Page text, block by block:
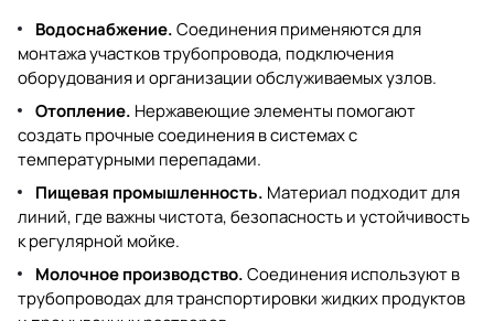
Водоснабжение.Соединения применяются для
монтажа участков трубопровода, подключения
оборудования и организации обслуживаемых узлов.
Отопление. Нержавеющие элементы помогают
создать прочные соединения в системах с
температурными перепадами.
Пищевая промышленность. Материал подходит для
линий, где важны чистота, безопасность и устойчивость
к регулярной мойке.
Молочное производство.Соединения используют в
трубопроводах для транспортировки жидких продуктов